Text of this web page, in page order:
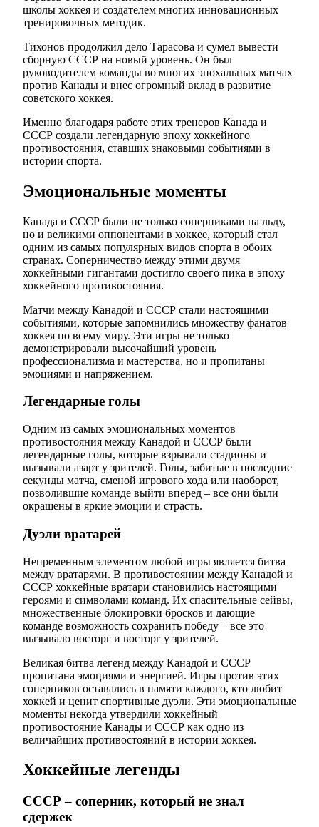
школы хоккея и создателем многих инновационных
тренировочных методик.
Тихонов продолжил дело Тарасова и сумел вывести
сборную СССР на новый уровень. Он был
руководителем команды во многих эпохальных матчах
против Канады и внес огромный вклад в развитие
советского хоккея.
Именно благодаря работе этих тренеров Канада и
СССР создали легендарную эпоху хоккейного
противостояния, ставших знаковыми событиями в
истории спорта.
Эмоциональные моменты
Канада и СССР были не только соперниками на льду,
но и великими оппонентами в хоккее, который стал
одним из самых популярных видов спорта в обоих
странах. Соперничество между этими двумя
хоккейными гигантами достигло своего пика в эпоху
хоккейного противостояния.
Матчи между Канадой и СССР стали настоящими
событиями, которые запомнились множеству фанатов
хоккея по всему миру. Эти игры не только
демонстрировали высочайший уровень
профессионализма и мастерства, но и пропитаны
эмоциями и напряжением.
Легендарные голы
Одним из самых эмоциональных моментов
противостояния между Канадой и СССР были
легендарные голы, которые взрывали стадионы и
вызывали азарт у зрителей. Голы, забитые в последние
секунды матча, сменой игрового хода или наоборот,
позволившие команде выйти вперед – все они были
окрашены в яркие эмоции и страсть.
Дуэли вратарей
Непременным элементом любой игры является битва
между вратарями. В противостоянии между Канадой и
СССР хоккейные вратари становились настоящими
героями и символами команд. Их спасительные сейвы,
множественные блокировки бросков и дающие
команде возможность сохранить победу – все это
вызывало восторг и восторг у зрителей.
Великая битва легенд между Канадой и СССР
пропитана эмоциями и энергией. Игры против этих
соперников оставались в памяти каждого, кто любит
хоккей и ценит спортивные дуэли. Эти эмоциональные
моменты некогда утвердили хоккейный
противостояние Канады и СССР как одно из
величайших противостояний в истории хоккея.
Хоккейные легенды
СССР – соперник, который не знал
сдержек